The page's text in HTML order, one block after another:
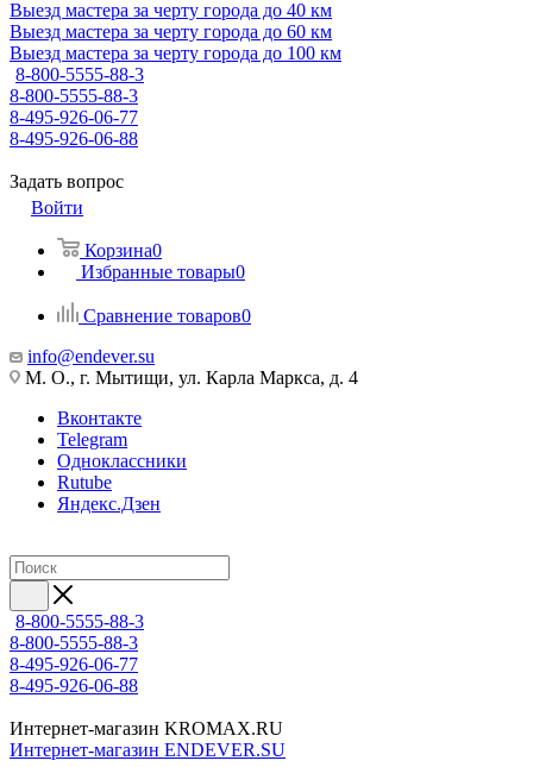
Выезд мастера за черту города до 40 км
Выезд мастера за черту города до 60 км
Выезд мастера за черту города до 100 км
8-800-5555-88-3
8-800-5555-88-3
8-495-926-06-77
8-495-926-06-88
Задать вопрос
Войти
Корзина0
Избранные товары0
Сравнение товаров0
info@endever.su
М. О., г. Мытищи, ул. Карла Маркса, д. 4
Вконтакте
Telegram
Одноклассники
Rutube
Яндекс.Дзен
8-800-5555-88-3
8-800-5555-88-3
8-495-926-06-77
8-495-926-06-88
Интернет-магазин KROMAX.RU
Интернет-магазин ENDEVER.SU